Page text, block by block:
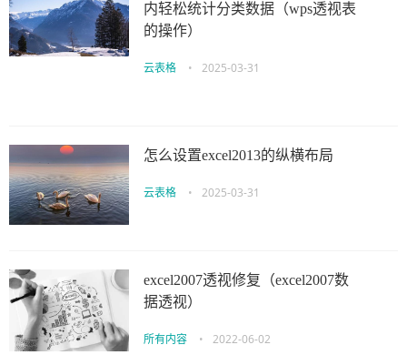
内轻松统计分类数据（wps透视表
的操作）
云表格 • 2025-03-31
怎么设置excel2013的纵横布局
云表格 • 2025-03-31
excel2007透视修复（excel2007数
据透视）
所有内容 • 2022-06-02